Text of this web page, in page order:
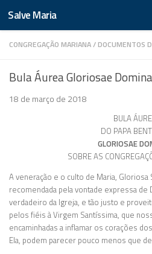
Salve Maria
CONGREGAÇÃO MARIANA/ DOCUMENTOS
Bula Áurea Gloriosae
18 de março de 2018
BULA
DO PAPA
GLORIOSAE
SOBRE AS
A veneração e o culto de Maria,
recomendada pela vontade expressa
verdadeiro da Igreja, e tão justo e
pelos fiéis à Virgem Santíssima, que
encaminhadas a inflamar os corações
Ela, podem parecer pouco menos que